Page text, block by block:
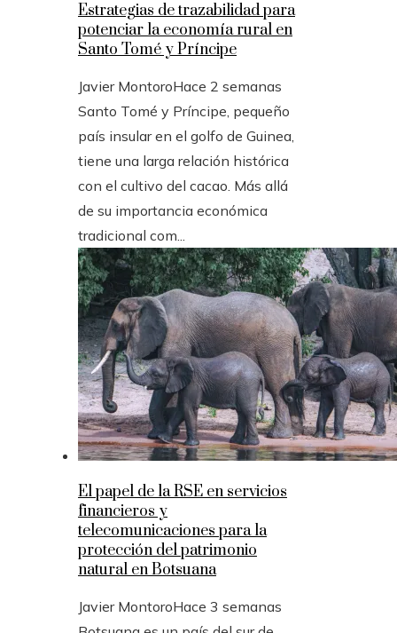
Estrategias de trazabilidad para
potenciar la economía rural en
Santo Tomé y Príncipe
Javier MontoroHace 2 semanas
Santo Tomé y Príncipe, pequeño
país insular en el golfo de Guinea,
tiene una larga relación histórica
con el cultivo del cacao. Más allá
de su importancia económica
tradicional com...
El papel de la RSE en servicios
financieros y
telecomunicaciones para la
protección del patrimonio
natural en Botsuana
Javier MontoroHace 3 semanas